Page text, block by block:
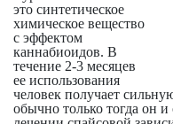
это синтетическое
химическое вещество
с эффектом
каннабиоидов. В
течение 2-3 месяцев
ее использования
человек получает
обычно только тогда он